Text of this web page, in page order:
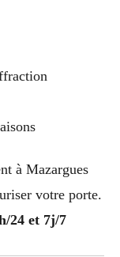
à Mazargues
votre porte.
24 et 7j/7